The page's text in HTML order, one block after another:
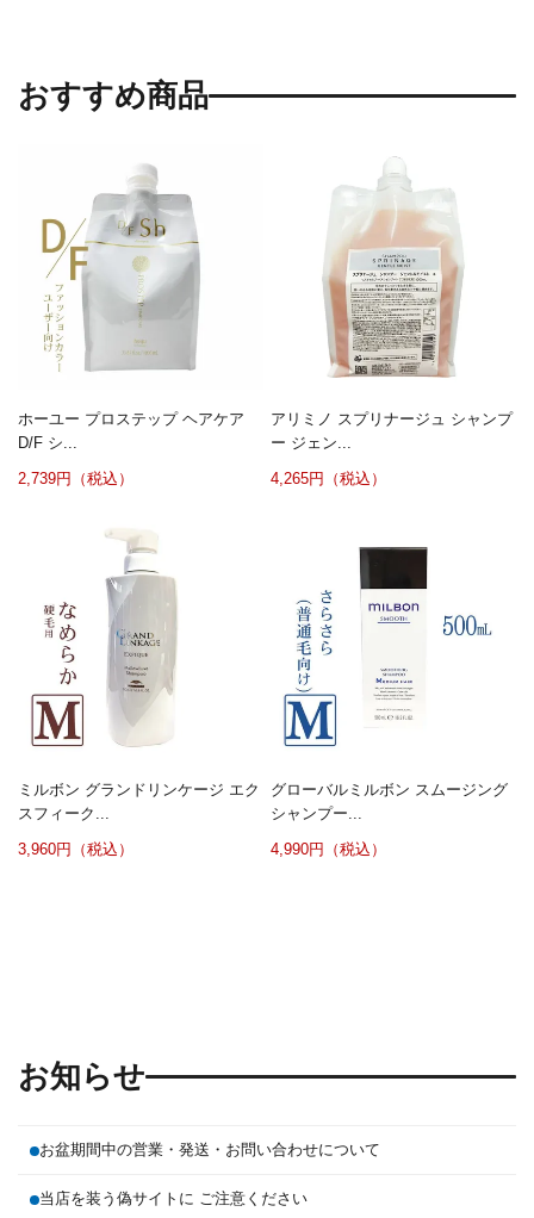
おすすめ商品
ホーユー プロステップ ヘアケア
D/F シ...
2,739円（税込）
アリミノ スプリナージュ シャンプ
ー ジェン...
4,265円（税込）
ミルボン グランドリンケージ エク
スフィーク...
3,960円（税込）
グローバルミルボン スムージング
シャンプー...
4,990円（税込）
お知らせ
お盆期間中の営業・発送・お問い合わせについて
当店を装う偽サイトに ご注意ください